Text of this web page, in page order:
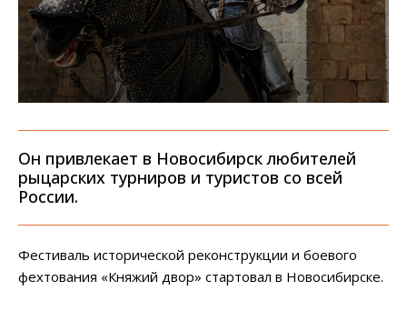
Он привлекает в Новосибирск любителей
рыцарских турниров и туристов со всей
России.
Фестиваль исторической реконструкции и боевого
фехтования «Княжий двор» стартовал в Новосибирске.